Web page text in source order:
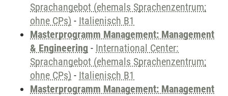
Sprachangebot (ehemals Sprachenzentrum;
ohne CPs) - Italienisch B1
Masterprogramm Management: Management
& Engineering - International Center:
Sprachangebot (ehemals Sprachenzentrum;
ohne CPs) - Italienisch B1
Masterprogramm Management: Management